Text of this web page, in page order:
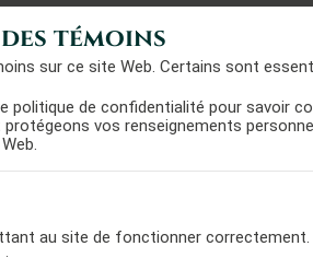
témoins
sur ce site Web. Certains sont
politique de confidentialité pour savoir
vos renseignements
au site de fonctionner correctement.